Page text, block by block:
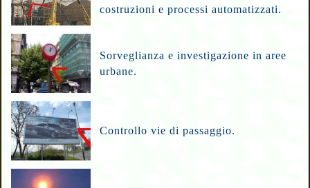
costruzioni e processi automatizzati.
Sorveglianza e investigazione in aree
urbane.
Controllo vie di passaggio.